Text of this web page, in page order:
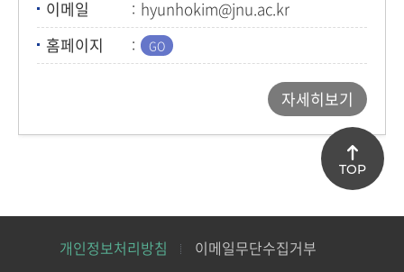
이메일
hyunhokim@jnu.ac.kr
홈페이지
자세히보기
개인정보처리방침 이메일무단수집거부
TOP